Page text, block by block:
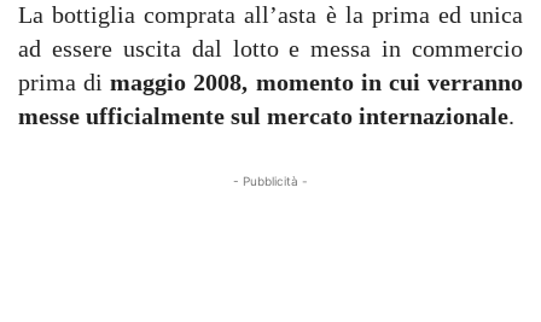
La bottiglia comprata all’asta è la prima ed unica
ad essere uscita dal lotto e messa in commercio
prima dimaggio 2008, momento in cui verranno
messe ufficialmente sul mercato internazionale.
- Pubblicità -